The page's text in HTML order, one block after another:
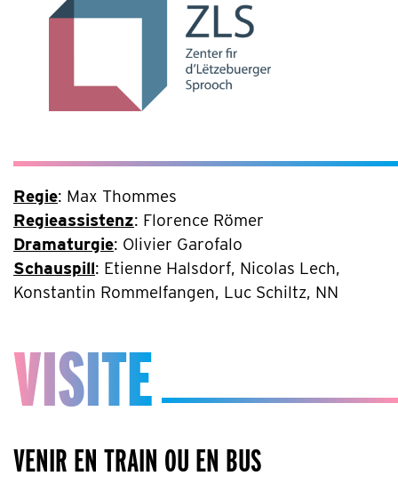
Regie: Max Thommes
Regieassistenz: Florence Römer
Dramaturgie: Olivier Garofalo
Schauspill: Etienne Halsdorf, Nicolas Lech,
Konstantin Rommelfangen, Luc Schiltz, NN
VISITE
VENIR EN TRAIN OU EN BUS